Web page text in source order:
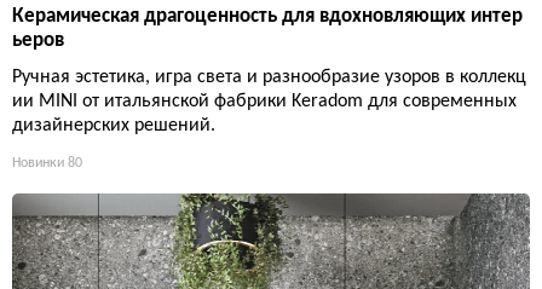
Керамическая драгоценность для вдохновляющих интер
ьеров
Ручная эстетика, игра света и разнообразие узоров в коллекц
ии MINI от итальянской фабрики Keradom для современных
дизайнерских решений.
Новинки 80